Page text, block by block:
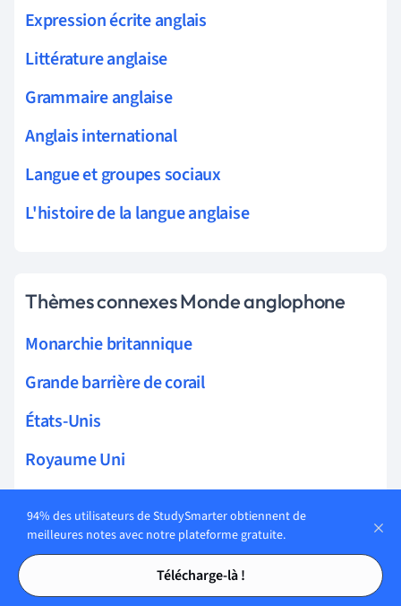
Tables des matières
Tables des matières
Expression écrite anglais
Littérature anglaise
Grammaire anglaise
Anglais international
Langue et groupes sociaux
L'histoire de la langue anglaise
Thèmes connexes Monde anglophone
Monarchie britannique
Grande barrière de corail
États-Unis
Royaume Uni
Colonisation Afrique du Sud
94% des utilisateurs de StudySmarter obtiennent de
meilleures notes avec notre plateforme gratuite.
Télécharge-là !